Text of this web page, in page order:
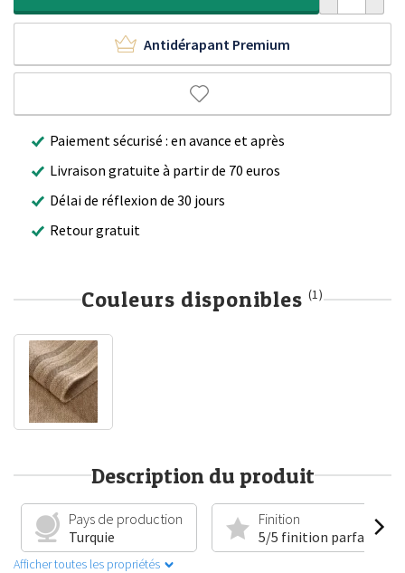
Antidérapant Premium
Paiement sécurisé : en avance et après
Livraison gratuite à partir de 70 euros
Délai de réflexion de 30 jours
Retour gratuit
Couleurs disponibles (1)
Description du produit
Pays de production
Turquie
Finition
5/5 finition parfaite
Afficher toutes les propriétés